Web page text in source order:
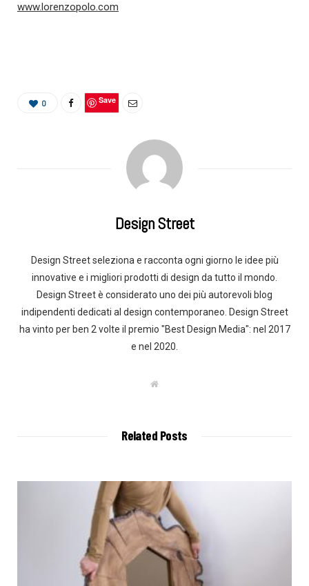
www.lorenzopolo.com
0 Save
Design Street
Design Street seleziona e racconta ogni giorno le idee più
innovative e i migliori prodotti di design da tutto il mondo.
Design Street è considerato uno dei più autorevoli blog
indipendenti dedicati al design contemporaneo. Design Street
ha vinto per ben 2 volte il premio "Best Design Media": nel 2017
e nel 2020.
W
Related Posts